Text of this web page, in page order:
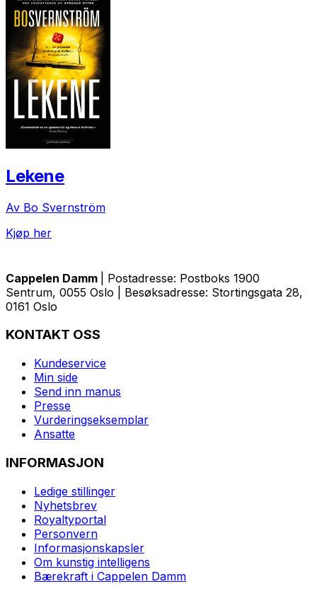
Lekene
Av Bo Svernström
Kjøp her
Cappelen Damm
| Postadresse: Postboks 1900
Sentrum, 0055 Oslo | Besøksadresse: Stortingsgata 28,
0161 Oslo
KONTAKT OSS
Kundeservice
Min side
Send inn manus
Presse
Vurderingseksemplar
Ansatte
INFORMASJON
Ledige stillinger
Nyhetsbrev
Royaltyportal
Personvern
Informasjonskapsler
Om kunstig intelligens
Bærekraft i Cappelen Damm